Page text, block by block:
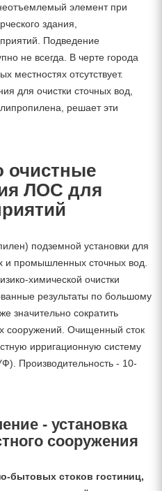
элемент при
здания,
Подведение
не всегда. В черте города
местностях отсутствует.
для очистки сточных вод,
решает эти
очистные
ЛОС для
подземной установки для
и промышленных сточных вод.
химической очистки
результаты по большому
значительно сократить
сооружений. Очищенный сток
ирригационную систему
Производительность - 10-
- установка
сооружения
бытовых стоков гостиниц,